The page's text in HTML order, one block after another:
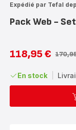
Expédié par Tefal
Pack Web -
Prix
réduction
118,95 €
Prix
En stock